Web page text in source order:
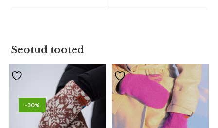
Seotud tooted
-30%